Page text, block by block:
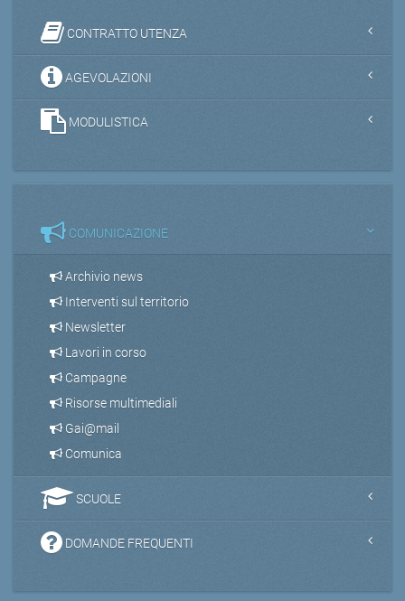
CONTRATTO UTENZA
AGEVOLAZIONI
MODULISTICA
COMUNICAZIONE
Archivio news
Interventi sul territorio
Newsletter
Lavori in corso
Campagne
Risorse multimediali
Gai@mail
Comunica
SCUOLE
DOMANDE FREQUENTI